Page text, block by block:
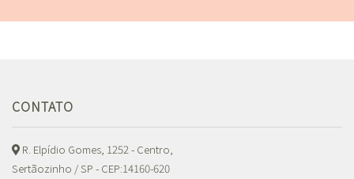
CONTATO
R. Elpídio Gomes, 1252 - Centro,
Sertãozinho / SP - CEP:14160-620